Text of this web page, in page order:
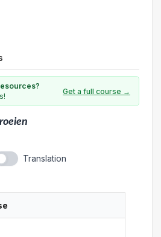
Get a full course →
Translation